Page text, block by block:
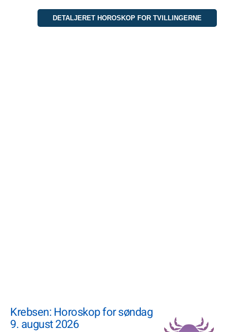
Krebsen: Horoskop for søndag
9. august 2026